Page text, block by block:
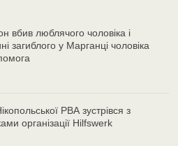
вбив люблячого чоловіка і
загиблого у Марганці чоловіка
РВА зустрівся з
організації Hilfswerk